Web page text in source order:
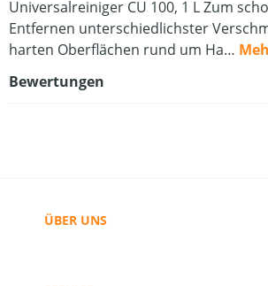
Universalreiniger CU 100, 1 L Zum
Entfernen unterschiedlichster
harten Oberflächen rund um Ha…
Bewertungen
ÜBER UNS